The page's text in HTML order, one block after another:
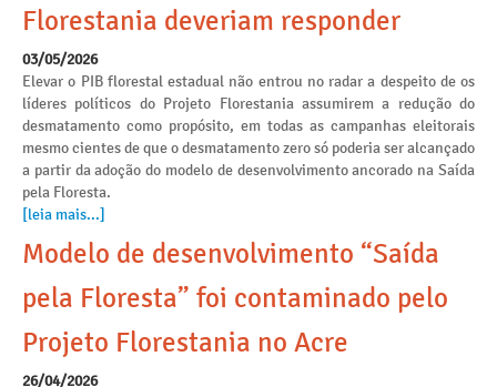
Florestania deveriam responder
03/05/2026
Elevar o PIB florestal estadual não entrou no radar a despeito de os
líderes políticos do Projeto Florestania assumirem a redução do
desmatamento como propósito, em todas as campanhas eleitorais
mesmo cientes de que o desmatamento zero só poderia ser alcançado
a partir da adoção do modelo de desenvolvimento ancorado na Saída
pela Floresta.
[leia mais...]
Modelo de desenvolvimento “Saída
pela Floresta” foi contaminado pelo
Projeto Florestania no Acre
26/04/2026